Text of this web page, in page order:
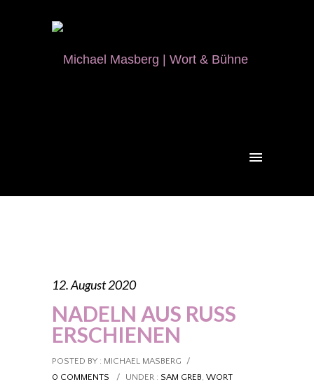
12. August 2020
NADELN AUS RUSS E
RSCHIENEN
POSTED BY : MICHAEL MASBERG
/
0 COMMENTS
/ UNDER : SAM GREB, WORT